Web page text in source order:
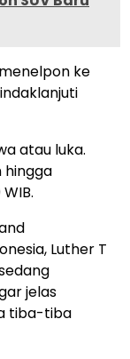
ke
atau luka.
hingga
Luther T
jelas
tiba-tiba